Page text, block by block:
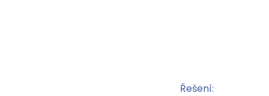
Řešení: